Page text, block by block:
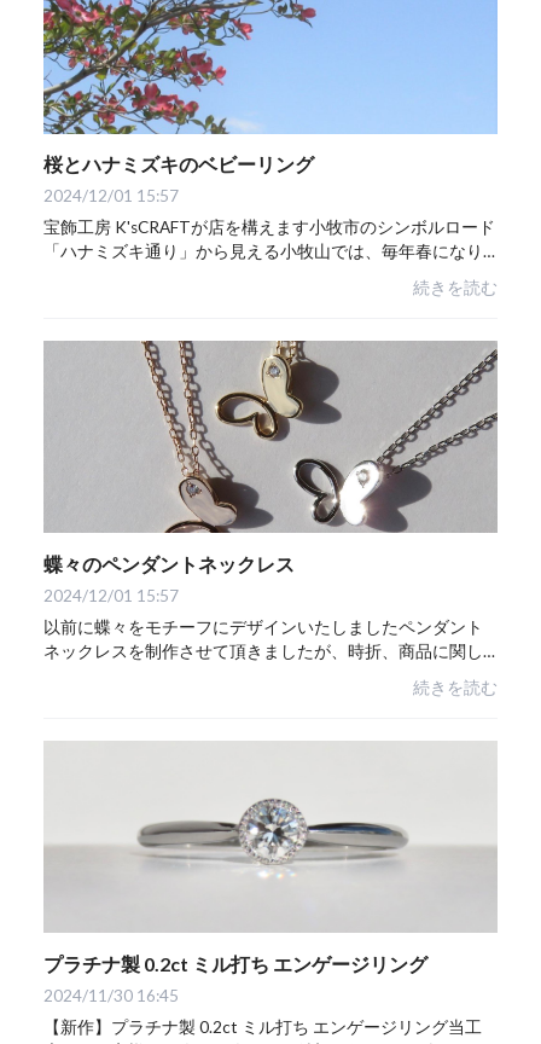
桜とハナミズキのベビーリング
2024/12/01 15:57
宝飾工房 K'sCRAFTが店を構えます小牧市のシンボルロード
「ハナミズキ通り」から見える小牧山では、毎年春になり
ますと多くの桜が咲き、訪れる人々を魅了しています。そ
続きを読む
蝶々のペンダントネックレス
2024/12/01 15:57
以前に蝶々をモチーフにデザインいたしましたペンダント
ネックレスを制作させて頂きましたが、時折、商品に関し
てのお問い合わせを頂く事がございました。こちらのオリ
続きを読む
プラチナ製 0.2ct ミル打ち エンゲージリング
2024/11/30 16:45
【新作】プラチナ製 0.2ct ミル打ち エンゲージリング当工